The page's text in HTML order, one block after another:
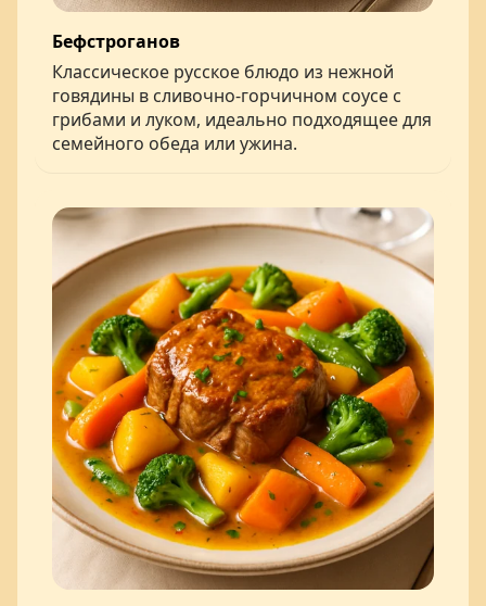
Бефстроганов
Классическое русское блюдо из нежной
говядины в сливочно-горчичном соусе с
грибами и луком, идеально подходящее для
семейного обеда или ужина.